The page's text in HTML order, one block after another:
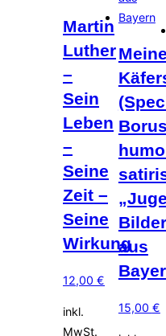
Martin
Luther
–
Sein
Leben
–
Seine
Zeit –
Seine
Wirkung
12,00 €
inkl.
MwSt.
Meine
aus
15,00 €